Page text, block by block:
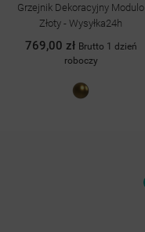
Grzejnik Dekoracyjny Modulo
Złoty - Wysyłka24h
769,00 zł Brutto 1 dzień
roboczy
Crown
gold